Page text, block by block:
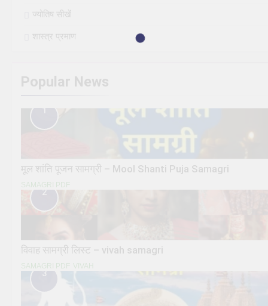
ज्योतिष सीखें
शास्त्र प्रमाण
Popular News
1
मूल शांति पूजन सामग्री – Mool Shanti Puja Samagri
SAMAGRI PDF
2
विवाह सामग्री लिस्ट – vivah samagri
SAMAGRI PDF VIVAH
3